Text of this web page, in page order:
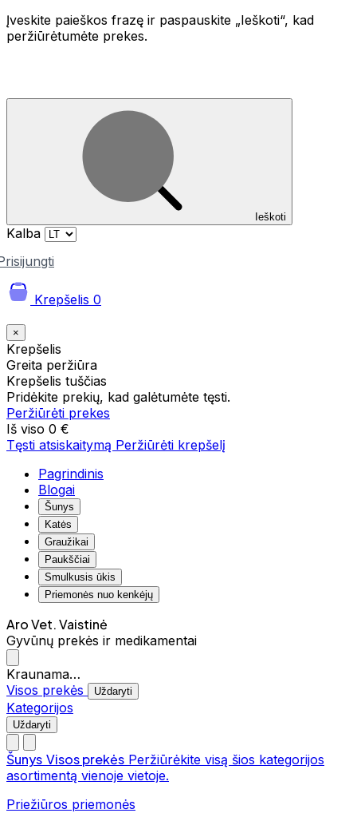
Įveskite paieškos frazę ir paspauskite „Ieškoti“, kad
peržiūrėtumėte prekes.
Ieškoti
Kalba
Krepšelis 0
×
Krepšelis
Greita peržiūra
Krepšelis tuščias
Pridėkite prekių, kad galėtumėte tęsti.
Peržiūrėti prekes
Iš viso 0 €
Tęsti atsiskaitymą Peržiūrėti krepšelį
Pagrindinis
Blogai
Šunys
Katės
Graužikai
Paukščiai
Smulkusis ūkis
Priemonės nuo kenkėjų
Aro Vet. Vaistinė
Gyvūnų prekės ir medikamentai
Kraunama…
Visos prekės
Uždaryti
Kategorijos
Uždaryti
Šunys Visos prekės Peržiūrėkite visą šios kategorijos
asortimentą vienoje vietoje.
Priežiūros priemonės